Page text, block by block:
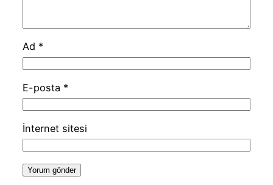
Ad *
E-posta *
İnternet sitesi